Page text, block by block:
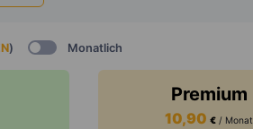
) Monatlich
Premium
10,90€ / Monat